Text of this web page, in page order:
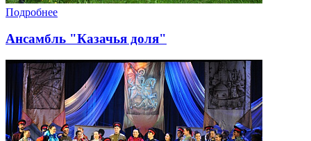
Подробнее
Ансамбль "Казачья доля"